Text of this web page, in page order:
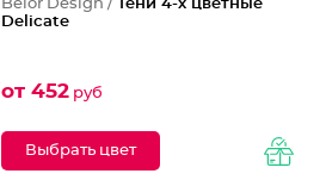
Belor Design /
Тени 4-х цветные
Delicate
от 452руб
Выбрать цвет